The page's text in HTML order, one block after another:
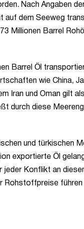
Nach Angaben
auf dem Seeweg
Millionen Barrel
Barrel Öl
wie China,
Iran und Oman gilt
durch diese
und türkischen
exportierte Öl
jeder Konflikt an
Rohstoffpreise führen